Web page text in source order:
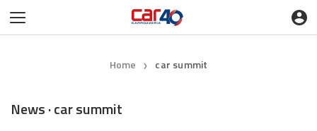
Home ❯ car summit
News · car summit